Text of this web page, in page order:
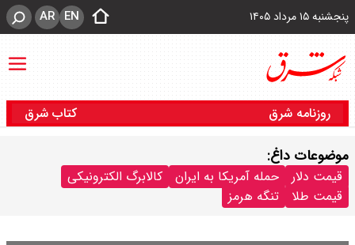
پنجشنبه ۱۵ مرداد ۱۴۰۵ EN
AR
روزنامه شرق کتاب شرق
موضوعات داغ:
قیمت دلار حمله آمریکا به ایران
کالابرگ الکترونیکی
قیمت طلا
تنگه هرمز